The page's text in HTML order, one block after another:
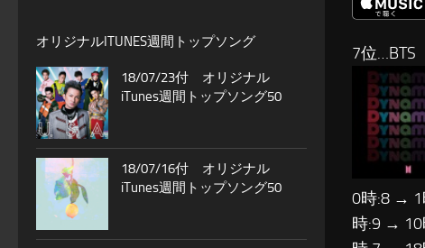
7位…BTS
0時:8 →
時:9 →
オリジナルITUNES週間トップソング
18/07/23付 オリジナル
iTunes週間トップソング50
18/07/16付 オリジナル
iTunes週間トップソング50